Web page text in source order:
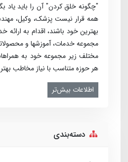
"چگونه خلق کردن" آن را باید یاد
همه قرار نیست پزشک، وکیل،
بهترین خود باشند، اقدام به
مجموعه خدمات، آموزش­ها و
مختلف زیر مجموعه خود به
هر حوزه متناسب با نیاز مخاطب
اطلاعات بیش‌تر
دسته‌بندی